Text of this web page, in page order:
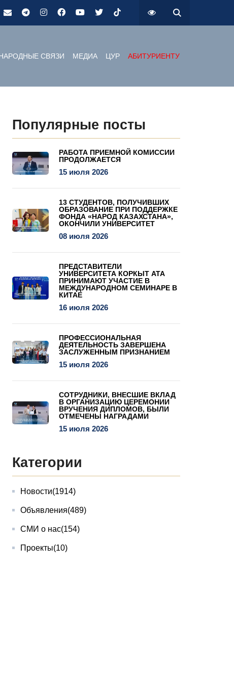
СВЯЗИ МЕДИА ЦУР АБИТУРИЕНТУ
Популярные посты
РАБОТА ПРИЕМНОЙ КОМИССИИ
ПРОДОЛЖАЕТСЯ
15 июля 2026
13 СТУДЕНТОВ, ПОЛУЧИВШИХ
ОБРАЗОВАНИЕ ПРИ ПОДДЕРЖКЕ
ФОНДА «НАРОД КАЗАХСТАНА»,
ОКОНЧИЛИ УНИВЕРСИТЕТ
08 июля 2026
ПРЕДСТАВИТЕЛИ
УНИВЕРСИТЕТА КОРКЫТ АТА
ПРИНИМАЮТ УЧАСТИЕ В
МЕЖДУНАРОДНОМ СЕМИНАРЕ В
КИТАЕ
16 июля 2026
ПРОФЕССИОНАЛЬНАЯ
ДЕЯТЕЛЬНОСТЬ ЗАВЕРШЕНА
ЗАСЛУЖЕННЫМ ПРИЗНАНИЕМ
15 июля 2026
СОТРУДНИКИ, ВНЕСШИЕ ВКЛАД
В ОРГАНИЗАЦИЮ ЦЕРЕМОНИИ
ВРУЧЕНИЯ ДИПЛОМОВ, БЫЛИ
ОТМЕЧЕНЫ НАГРАДАМИ
15 июля 2026
Категории
Новости(1914)
Объявления(489)
СМИ о нас(154)
Проекты(10)